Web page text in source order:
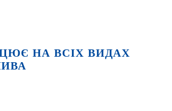
НА ВСІХ ВИДАХ